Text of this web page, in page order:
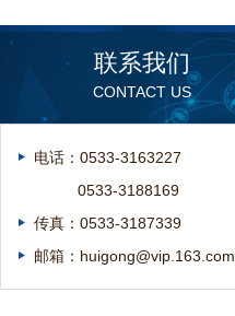
联系我们
CONTACT US
电话：0533-3163227
0533-3188169
传真：0533-3187339
邮箱：huigong@vip.163.com